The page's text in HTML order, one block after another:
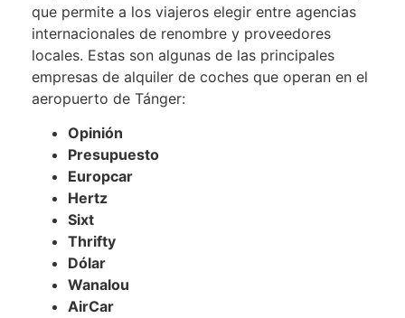
que permite a los viajeros elegir entre agencias
internacionales de renombre y proveedores
locales. Estas son algunas de las principales
empresas de alquiler de coches que operan en el
aeropuerto de Tánger:
Opinión
Presupuesto
Europcar
Hertz
Sixt
Thrifty
Dólar
Wanalou
AirCar